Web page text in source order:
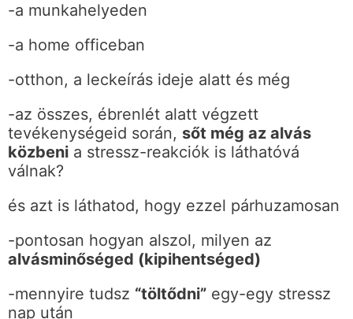
-a munkahelyeden
-a home officeban
-otthon, a leckeírás ideje alatt és még
-az összes, ébrenlét alatt végzett
tevékenységeid során, sőt még az alvás
közbeni a stressz-reakciók is láthatóvá
válnak?
és azt is láthatod, hogy ezzel párhuzamosan
-pontosan hogyan alszol, milyen az
alvásminőséged (kipihentséged)
-mennyire tudsz “töltődni” egy-egy stressz
nap után